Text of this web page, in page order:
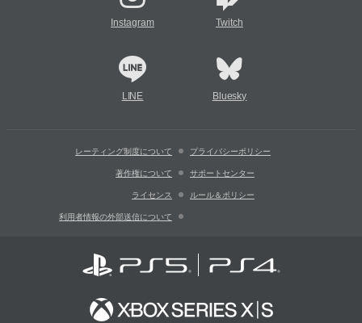
Instagram Twitch
LINE Bluesky
レーティング制度について プライバシーポリシー
著作権について サポートセンター
ライセンス ルール＆ポリシー
利用者情報の外部送信について